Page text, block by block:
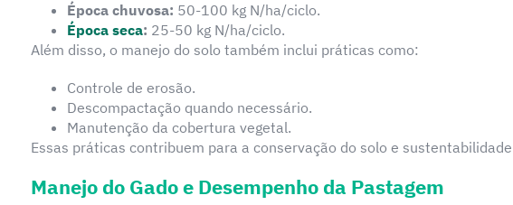
Época chuvosa: 50-100 kg N/ha/ciclo.
Época seca: 25-50 kg N/ha/ciclo.
Além disso, o manejo do solo também inclui práticas como:
Controle de erosão.
Descompactação quando necessário.
Manutenção da cobertura vegetal.
Essas práticas contribuem para a conservação do solo e
Manejo do Gado e Desempenho da Pastagem